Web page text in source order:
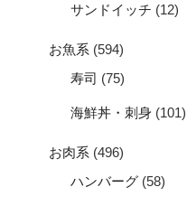
サンドイッチ (12)
お魚系 (594)
寿司 (75)
海鮮丼・刺身 (101)
お肉系 (496)
ハンバーグ (58)